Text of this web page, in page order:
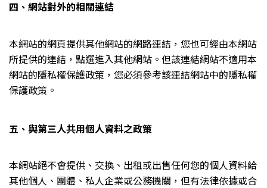
四、網站對外的相關連結
本網站的網頁提供其他網站的網路連結，您也可經由本網站
所提供的連結，點選進入其他網站。但該連結網站不適用本
網站的隱私權保護政策，您必須參考該連結網站中的隱私權
保護政策。
五、與第三人共用個人資料之政策
本網站絕不會提供、交換、出租或出售任何您的個人資料給
其他個人、團體、私人企業或公務機關，但有法律依據或合